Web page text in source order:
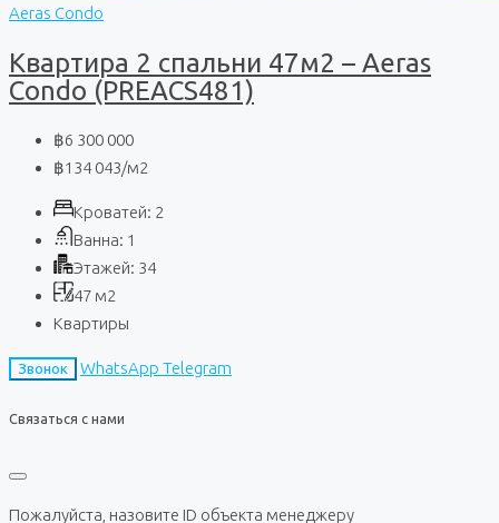
Aeras Condo
Квартира 2 спальни 47м2 – Aeras
Condo (PREACS481)
฿6 300 000
฿134 043/м2
Кроватей: 2
Ванна: 1
Этажей: 34
47 м2
Квартиры
Звонок WhatsApp Telegram
Связаться с нами
Пожалуйста, назовите ID объекта менеджеру